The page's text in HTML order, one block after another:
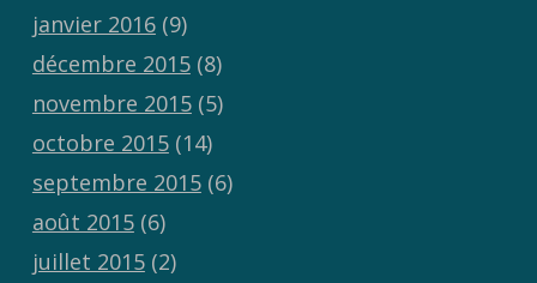
janvier 2016(9)
décembre 2015(8)
novembre 2015(5)
octobre 2015(14)
septembre 2015(6)
août 2015(6)
juillet 2015(2)